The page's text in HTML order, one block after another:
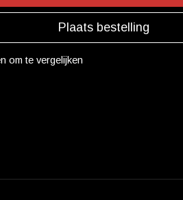
Plaats bestelling
om te vergelijken